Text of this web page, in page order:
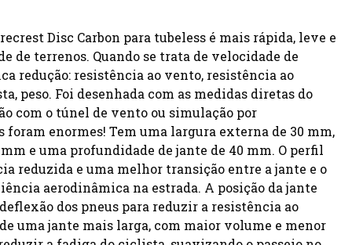
Disc Carbon para tubeless é mais rápida, leve e
de terrenos. Quando se trata de velocidade de
redução: resistência ao vento, resistência ao
peso. Foi desenhada com as medidas diretas do
com o túnel de vento ou simulação por
foram enormes! Tem uma largura externa de 30 mm,
e uma profundidade de jante de 40 mm. O perfil
reduzida e uma melhor transição entre a jante e o
aerodinâmica na estrada. A posição da jante
dos pneus para reduzir a resistência ao
uma jante mais larga, com maior volume e menor